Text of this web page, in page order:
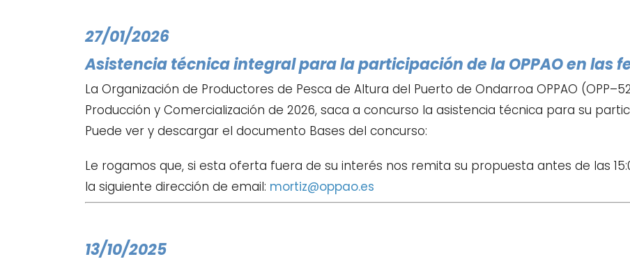
27/01/2026
Asistencia técnica integral para la participación de la OPPAO en las
La Organización de Productores de Pesca de Altura del Puerto de Ondarroa OPPAO
Producción y Comercialización de 2026, saca a concurso la asistencia técnica para su
Puede ver y descargar el documento Bases del concurso:
Le rogamos que, si esta oferta fuera de su interés nos remita su propuesta antes de las
la siguiente dirección de email: mortiz@oppao.es
13/10/2025